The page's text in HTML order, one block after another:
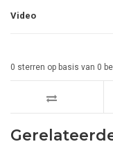
Video
0 sterren op basis van 0